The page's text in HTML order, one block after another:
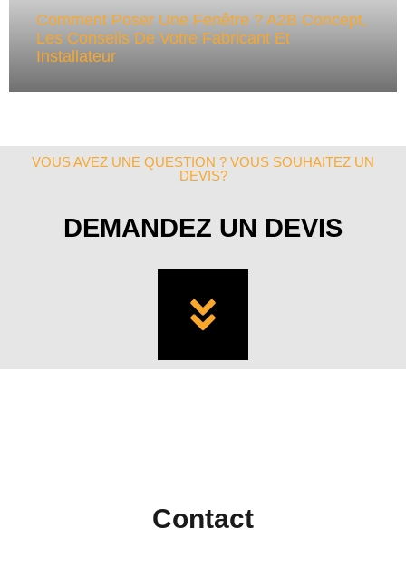
Comment Poser Une Fenêtre ? A2B Concept,
Les Conseils De Votre Fabricant Et
Installateur
VOUS AVEZ UNE QUESTION ? VOUS SOUHAITEZ UN
DEVIS?
DEMANDEZ UN DEVIS
Contact